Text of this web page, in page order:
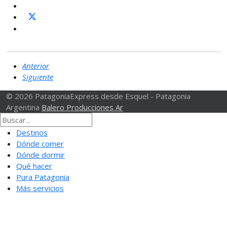
Anterior
Siguiente
© 2026 PatagoniaExpress desde Esquel - Patagonia
Argentina Balero Producciones Ar
Destinos
Dónde comer
Dónde dormir
Qué hacer
Pura Patagonia
Más servicios